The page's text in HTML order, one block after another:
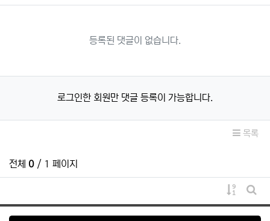
등록된 댓글이 없습니다.
로그인한 회원만 댓글 등록이 가능합니다.
목록
전체 0 / 1 페이지
게시물
게시